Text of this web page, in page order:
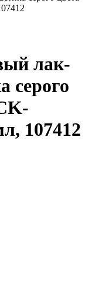
лак-
серого
107412